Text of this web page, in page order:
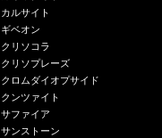
カルサイト
ギベオン
クリソコラ
クリソプレーズ
クロムダイオプサイド
クンツァイト
サファイア
サンストーン